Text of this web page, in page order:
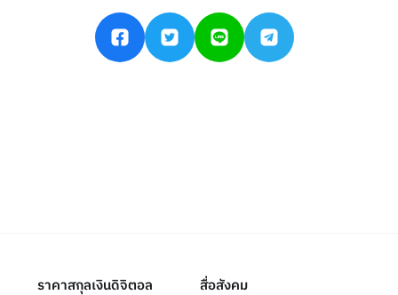
ราคาสกุลเงินดิจิตอล สื่อสังคม